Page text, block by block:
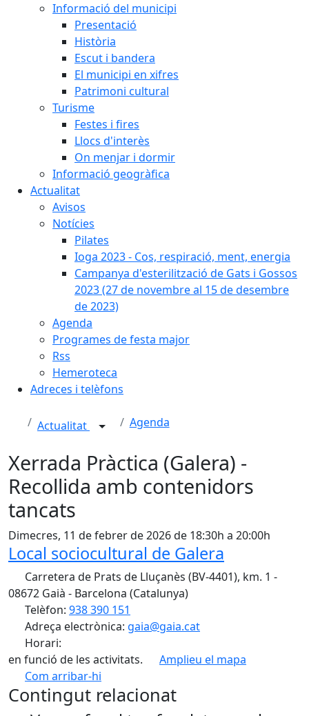
Informació del municipi
Presentació
Història
Escut i bandera
El municipi en xifres
Patrimoni cultural
Turisme
Festes i fires
Llocs d'interès
On menjar i dormir
Informació geogràfica
Actualitat
Avisos
Notícies
Pilates
Ioga 2023 - Cos, respiració, ment, energia
Campanya d'esterilització de Gats i Gossos
2023 (27 de novembre al 15 de desembre
de 2023)
Agenda
Programes de festa major
Rss
Hemeroteca
Adreces i telèfons
Actualitat Agenda
Xerrada Pràctica (Galera) -
Recollida amb contenidors
tancats
Dimecres, 11 de febrer de 2026 de 18:30h a 20:00h
Local sociocultural de Galera
Carretera de Prats de Lluçanès (BV-4401), km. 1 -
08672 Gaià - Barcelona (Catalunya)
Telèfon: 938 390 151
Adreça electrònica: gaia@gaia.cat
Horari:
en funció de les activitats.
Amplieu el mapa
Com arribar-hi
+
Contingut relacionat